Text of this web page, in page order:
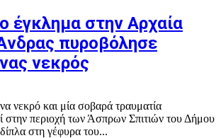
έγκλημα στην Αρχαία
πυροβόλησε
νεκρός
νεκρό και μία σοβαρά τραυματία
στην περιοχή των Άσπρων Σπιτιών του Δήμου
στη γέφυρα του...